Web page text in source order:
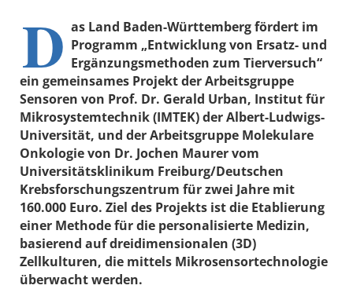
D as Land Baden-Württemberg fördert im
Programm „Entwicklung von Ersatz- und
Ergänzungsmethoden zum Tierversuch“
ein gemeinsames Projekt der Arbeitsgruppe
Sensoren von Prof. Dr. Gerald Urban, Institut für
Mikrosystemtechnik (IMTEK) der Albert-Ludwigs-
Universität, und der Arbeitsgruppe Molekulare
Onkologie von Dr. Jochen Maurer vom
Universitätsklinikum Freiburg/Deutschen
Krebsforschungszentrum für zwei Jahre mit
160.000 Euro. Ziel des Projekts ist die Etablierung
einer Methode für die personalisierte Medizin,
basierend auf dreidimensionalen (3D)
Zellkulturen, die mittels Mikrosensortechnologie
überwacht werden.